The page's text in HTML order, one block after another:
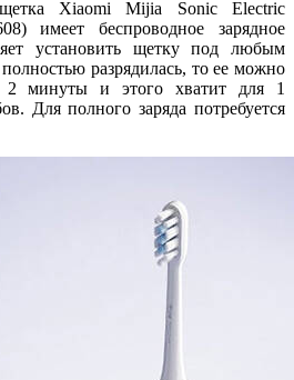
щетка Xiaomi Mijia Sonic Electric
имеет беспроводное зарядное
установить щетку под любым
разрядилась, то ее можно
2 минуты и этого хватит для 1
Для полного заряда потребуется